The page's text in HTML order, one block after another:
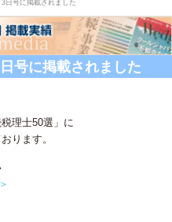
3日号に掲載されました
号に掲載されました
理士50選」に
ります。